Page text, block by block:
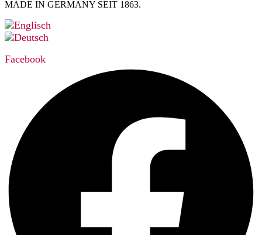
MADE IN GERMANY SEIT 1863.
Facebook